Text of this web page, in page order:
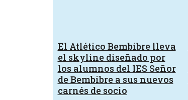
El Atlético Bembibre lleva
el skyline diseñado por
los alumnos del IES Señor
de Bembibre a sus nuevos
carnés de socio